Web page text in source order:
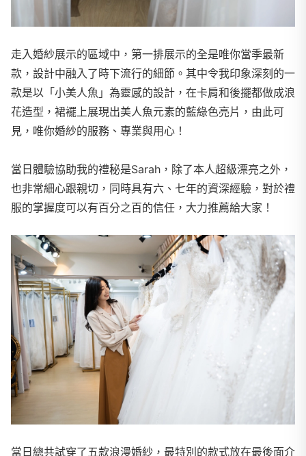
走入婚紗展示的區域中，第一排展示的全是唯你當季最新
款，設計中融入了時下流行的細節。其中令我印象深刻的一
款是以「小美人魚」為靈感的設計，在卡肩和後擺都做成浪
花造型，裙襬上展現出美人魚元素的藍綠色亮片，由此可
見，唯你婚紗的服務、專業與用心！
當日體驗協助我的禮秘是Sarah，除了本人超級漂亮之外，
也非常細心跟親切，同時具有六、七年的資深經驗，對於禮
服的掌握度可以有百分之百的信任，大力推薦給大家！
當日總共試穿了五款浪漫婚紗，最特別的款式放在最後面介